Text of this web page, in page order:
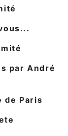
par André
de Paris